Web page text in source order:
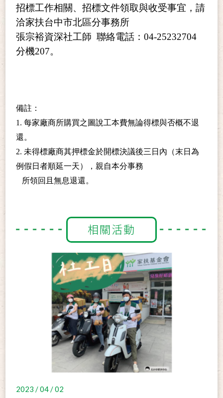
招標工作相關、招標文件領取與收受事宜，請
洽家扶台中市北區分事務所
張宗裕資深社工師 聯絡電話：04-25232704
分機207。
備註：
1. 每家廠商所購買之圖說工本費無論得標與否概不退
還。
2. 未得標廠商其押標金於開標決議後三日內（末日為
例假日者順延一天），親自本分事務
所領回且無息退還。
相關活動
2023 / 04 / 02